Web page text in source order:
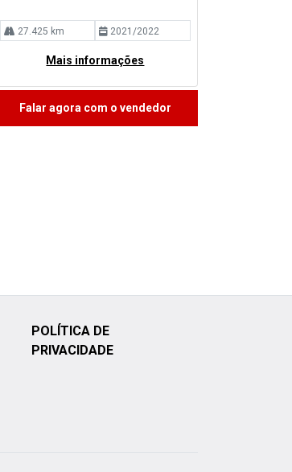
27.425 km 2021/2022
Mais informações
Falar agora com o vendedor
POLÍTICA DE
PRIVACIDADE